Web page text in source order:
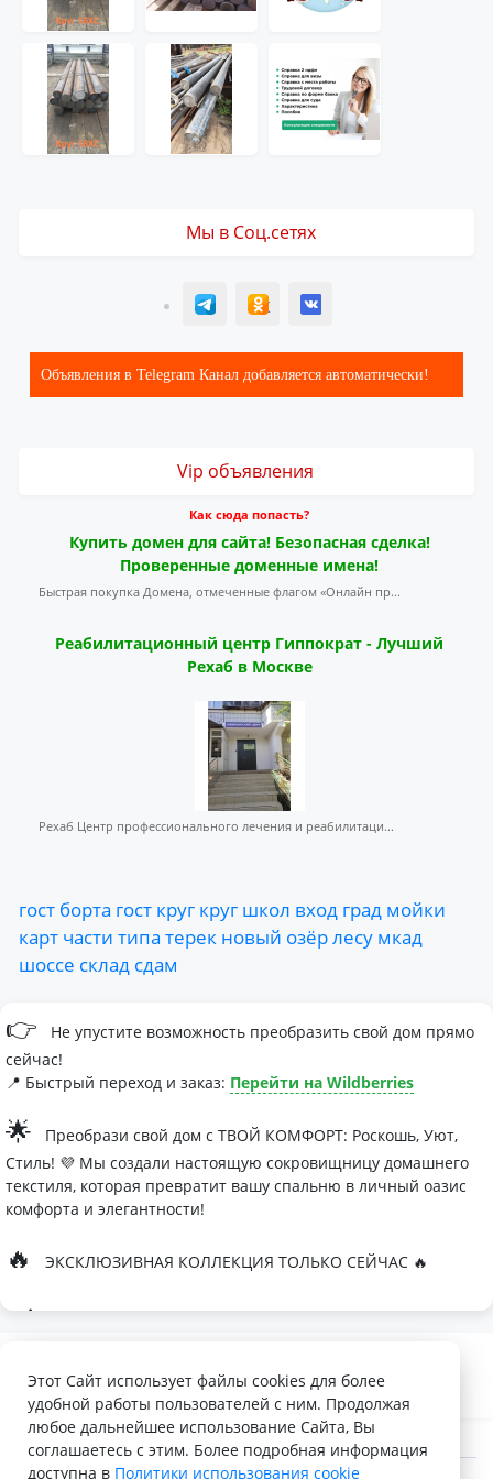
Мы в Соц.сетях
T ОК ВК
Объявления в Telegram Канал добавляется автоматически!
Vip объявления
Как сюда попасть?
Купить домен для сайта! Безопасная сделка!
Проверенные доменные имена!
Быстрая покупка Домена, отмеченные флагом «Онлайн пр...
Реабилитационный центр Гиппократ - Лучший
Рехаб в Москве
Рехаб Центр профессионального лечения и реабилитаци...
гост борта гост круг круг школ вход град мойки
карт части типа терек новый озёрлесу мкад
шоссе склад сдам
👉
Не упустите возможность преобразить свой дом прямо
сейчас!
📍 Быстрый переход и заказ: Перейти на Wildberries
🌟
Преобрази свой дом с ТВОЙ КОМФОРТ: Роскошь, Уют,
Стиль! 💜 Мы создали настоящую сокровищницу домашнего
текстиля, которая превратит вашу спальню в личный оазис
комфорта и элегантности!
🔥 ЭКСКЛЮЗИВНАЯ КОЛЛЕКЦИЯ ТОЛЬКО СЕЙЧАС 🔥
🛏
Палитра изысканных оттенков:
- Темно-серый для минималистичных интерьеров
- Сиреневый для романтичных натур
Этот Сайт использует файлы cookies для более
удобной работы пользователей с ним. Продолжая
любое дальнейшее использование Сайта, Вы
соглашаетесь с этим. Более подробная информация
доступна в Политики использования cookie